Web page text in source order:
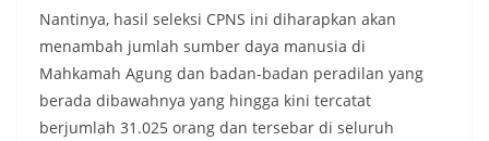
Nantinya, hasil seleksi CPNS ini diharapkan akan
menambah jumlah sumber daya manusia di
Mahkamah Agung dan badan-badan peradilan yang
berada dibawahnya yang hingga kini tercatat
berjumlah 31.025 orang dan tersebar di seluruh